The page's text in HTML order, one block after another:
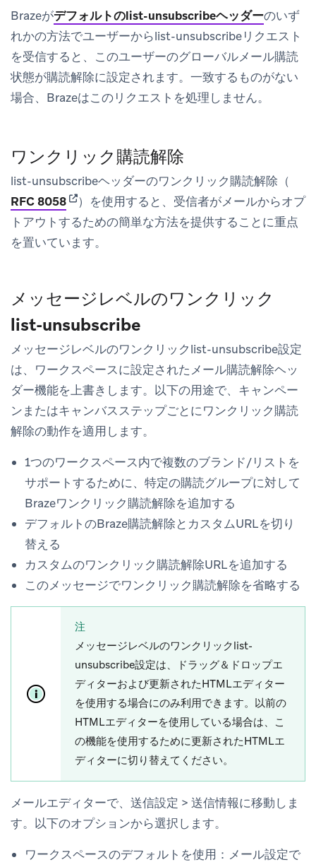
Brazeがデフォルトのlist-unsubscribeヘッダーのいず
れかの方法でユーザーからlist-unsubscribeリクエスト
を受信すると、このユーザーのグローバルメール購読
状態が購読解除に設定されます。一致するものがない
場合、Brazeはこのリクエストを処理しません。
ワンクリック購読解除
list-unsubscribeヘッダーのワンクリック購読解除（
RFC 8058(opens in new tab)
）を使用すると、受信者がメールからオプ
トアウトするための簡単な方法を提供することに重点
を置いています。
メッセージレベルのワンクリック
list-unsubscribe
メッセージレベルのワンクリックlist-unsubscribe設定
は、ワークスペースに設定されたメール購読解除ヘッ
ダー機能を上書きします。以下の用途で、キャンペー
ンまたはキャンバスステップごとにワンクリック購読
解除の動作を適用します。
1つのワークスペース内で複数のブランド/リストを
サポートするために、特定の購読グループに対して
Brazeワンクリック購読解除を追加する
デフォルトのBraze購読解除とカスタムURLを切り
替える
カスタムのワンクリック購読解除URLを追加する
このメッセージでワンクリック購読解除を省略する
注
メッセージレベルのワンクリックlist-
unsubscribe設定は、ドラッグ＆ドロップエ
ディターおよび更新されたHTMLエディター
を使用する場合にのみ利用できます。以前の
HTMLエディターを使用している場合は、こ
の機能を使用するために更新されたHTMLエ
ディターに切り替えてください。
メールエディターで、 送信設定 > 送信情報に移動しま
す。以下のオプションから選択します。
ワークスペースのデフォルトを使用 ： メール設定で